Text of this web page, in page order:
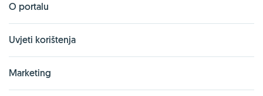
O portalu
Uvjeti korištenja
Marketing